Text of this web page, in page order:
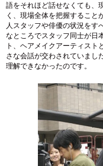
語をそれほど話せなくても、
く、現場全体を把握すること
人スタッフや俳優の状況をす
なところでスタッフ同士が日
ト、ヘアメイクアーティス
さな会話が交わされていまし
理解できなかったのです。